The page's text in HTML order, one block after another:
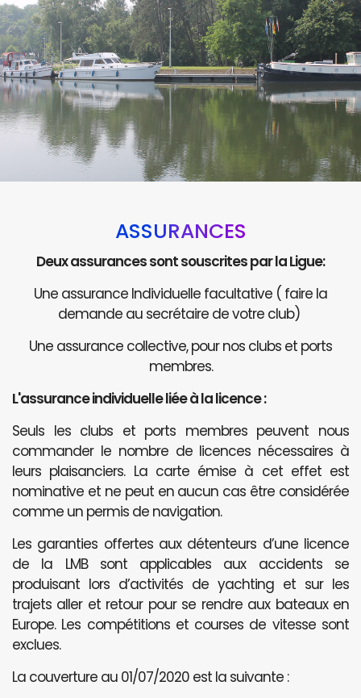
ASSURANCES
Deux assurances sont souscrites par la Ligue:
Une assurance Individuelle facultative ( faire la
demande au secrétaire de votre club)
Une assurance collective, pour nos clubs et ports
membres.
L'assurance individuelle liée à la licence :
Seuls les clubs et ports membres peuvent nous
commander le nombre de licences nécessaires à
leurs plaisanciers. La carte émise à cet effet est
nominative et ne peut en aucun cas être considérée
comme un permis de navigation.
Les garanties offertes aux détenteurs d’une licence
de la LMB sont applicables aux accidents se
produisant lors d’activités de yachting et sur les
trajets aller et retour pour se rendre aux bateaux en
Europe. Les compétitions et courses de vitesse sont
exclues.
La couverture au 01/07/2020 est la suivante :